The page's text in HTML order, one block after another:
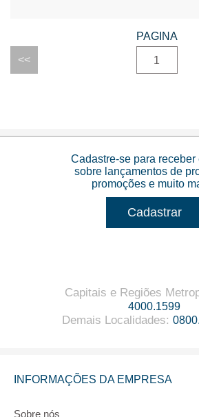
1
Cadastre-se para receber
sobre lançamentos de
promoções e muito
Cadastrar
Capitais e Regiões
4000.1599
Demais Localidades:
INFORMAÇÕES DA EMPRESA
Sobre nós